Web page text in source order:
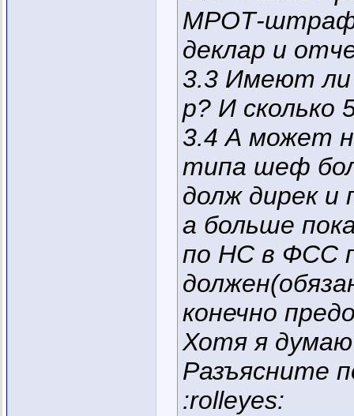
МРОТ-штраф.
деклар и
3.3 Имеют ли
р? И сколько
3.4 А может
типа шеф
долж дирек и
а больше
по НС в ФСС
конечно
Хотя я
Разъясните
:rolleyes: